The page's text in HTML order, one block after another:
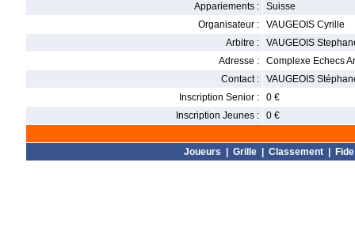
Appariements :
Suisse
Organisateur :
VAUGEOIS Cyrille
Arbitre :
VAUGEOIS
Adresse :
Complexe Echecs
Contact :
VAUGEOIS
Inscription Senior :
0 €
Inscription Jeunes :
0 €
Joueurs Grille Classement Fide